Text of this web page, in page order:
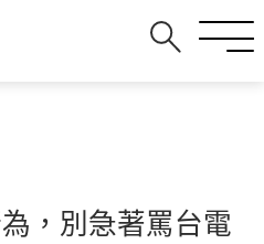
，別急著罵台電